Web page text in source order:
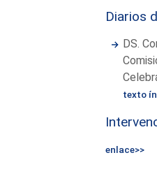
Diarios
DS.
texto
enlace>>